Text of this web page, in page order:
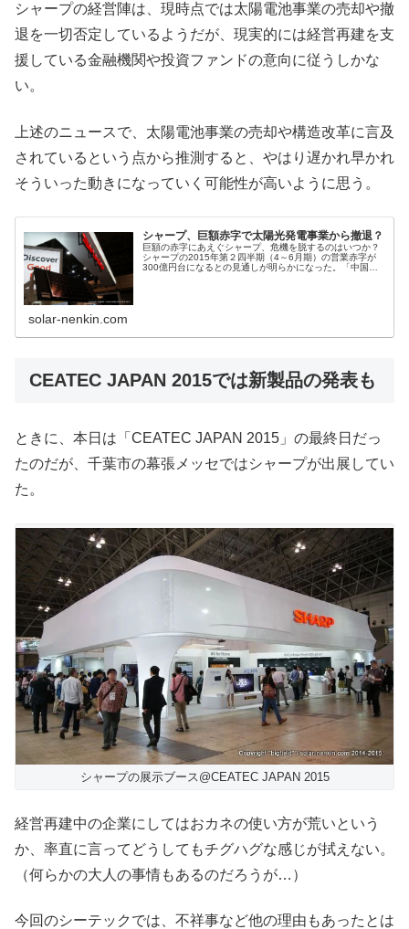
シャープの経営陣は、現時点では太陽電池事業の売却や撤
退を一切否定しているようだが、現実的には経営再建を支
援している金融機関や投資ファンドの意向に従うしかな
い。
上述のニュースで、太陽電池事業の売却や構造改革に言及
されているという点から推測すると、やはり遅かれ早かれ
そういった動きになっていく可能性が高いように思う。
シャープ、巨額赤字で太陽光発電事業から撤退？
巨額の赤字にあえぐシャープ、危機を脱するのはいつか？
シャープの2015年第２四半期（4～6月期）の営業赤字が
300億円台になるとの見通しが明らかになった。「中国の
solar-nenkin.com
CEATEC JAPAN 2015では新製品の発表も
ときに、本日は「CEATEC JAPAN 2015」の最終日だっ
たのだが、千葉市の幕張メッセではシャープが出展してい
た。
シャープの展示ブース@CEATEC JAPAN 2015
経営再建中の企業にしてはおカネの使い方が荒いという
か、率直に言ってどうしてもチグハグな感じが拭えない。
（何らかの大人の事情もあるのだろうが…）
今回のシーテックでは、不祥事など他の理由もあったとは